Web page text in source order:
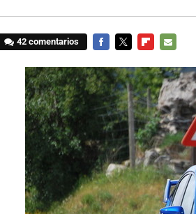
42 comentarios
MAIL